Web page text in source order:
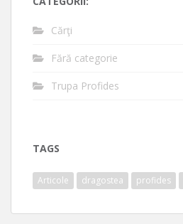
Cărţi
Fără categorie
Trupa Profides
TAGS
Articole dragostea profides